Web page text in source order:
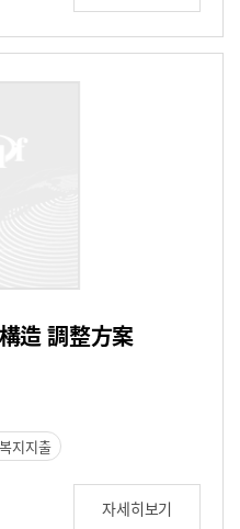
造 調整方案
복지지출
자세히보기